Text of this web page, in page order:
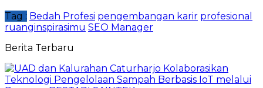
Tag : Bedah Profesi pengembangan karir profesional
ruanginspirasimu SEO Manager
Berita Terbaru